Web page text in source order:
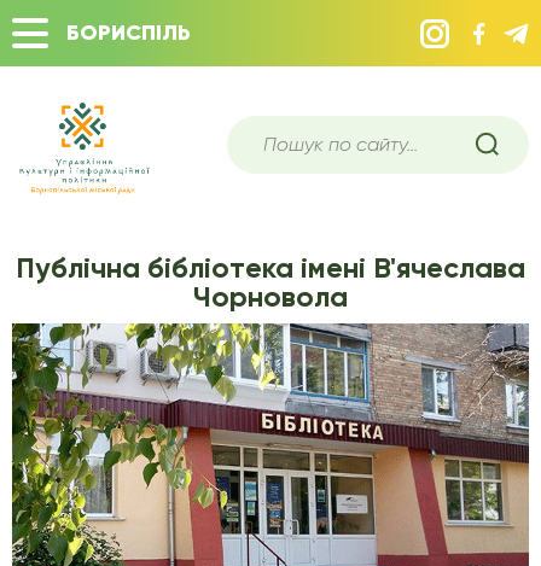
БОРИСПІЛЬ
Публічна бібліотека імені В'ячеслава
Чорновола